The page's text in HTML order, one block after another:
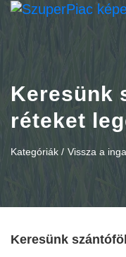
Keresünk
réteket
Kategóriák / Vissza a
Keresünk